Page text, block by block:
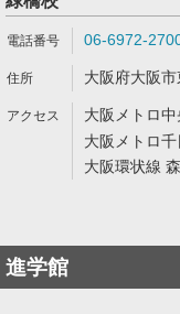
06-6972-
大阪府大阪
大阪メトロ
大阪メトロ
大阪環状線
進学館